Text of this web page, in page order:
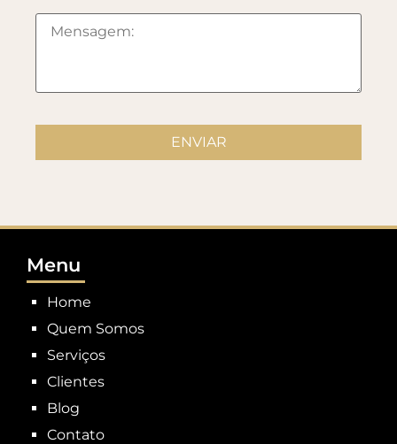
Menu
Home
Quem Somos
Serviços
Clientes
Blog
Contato